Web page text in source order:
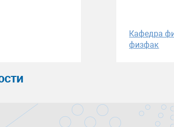
Кафедра
физфак